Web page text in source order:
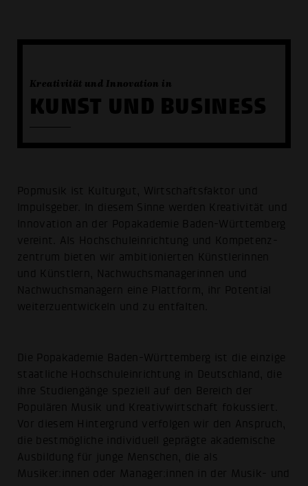
Kreativität und Innovation in
KUNST UND BUSINESS
Popmusik ist Kulturgut, Wirtschafts­faktor und
Impulsgeber. In diesem Sinne werden Kreativität und
Innovation an der Popakademie Baden-Württemberg
vereint. Als Hochschul­einrichtung und Kompetenz­
zentrum bieten wir ambiti­onierten Künstlerinnen
und Künstlern, Nachwuchs­managerinnen und
Nachwuchsmanagern eine Plattform, ihr Potential
weiterzuentwickeln und zu entfalten.
Die Popakademie Baden-Württemberg ist die einzige
staatliche Hochschul­einrichtung in Deutschland, die
ihre Studiengänge speziell auf den Bereich der
Populären Musik und Kreativwirtschaft fokussiert.
Vor diesem Hintergrund verfolgen wir den Anspruch,
die bestmögliche individuell geprägte akademische
Ausbildung für junge Menschen, die als
Musiker:innen oder Manager:innen in der Musik- und